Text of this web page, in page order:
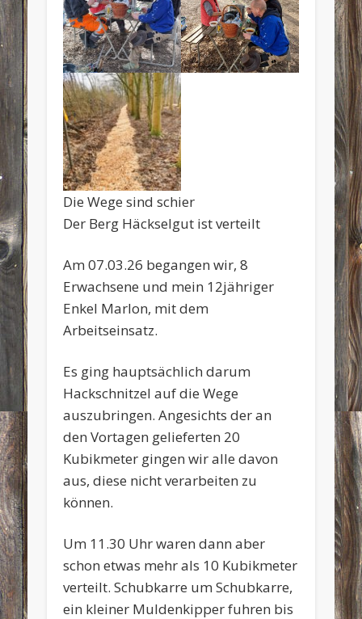
Die Wege sind schier
Der Berg Häckselgut ist verteilt
Am 07.03.26 begangen wir, 8
Erwachsene und mein 12jähriger
Enkel Marlon, mit dem
Arbeitseinsatz.
Es ging hauptsächlich darum
Hackschnitzel auf die Wege
auszubringen. Angesichts der an
den Vortagen gelieferten 20
Kubikmeter gingen wir alle davon
aus, diese nicht verarbeiten zu
können.
Um 11.30 Uhr waren dann aber
schon etwas mehr als 10 Kubikmeter
verteilt. Schubkarre um Schubkarre,
ein kleiner Muldenkipper fuhren bis